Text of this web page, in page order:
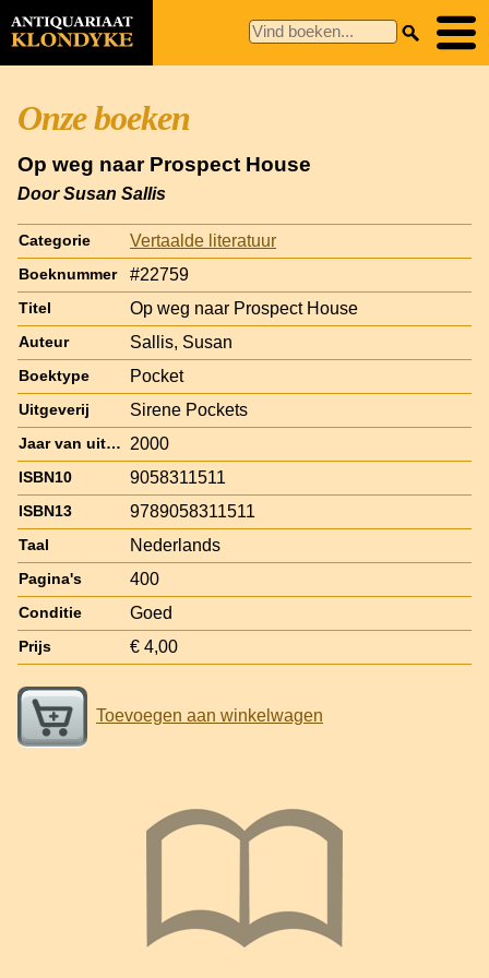
Onze boeken
Op weg naar Prospect House
Door Susan Sallis
Categorie Vertaalde literatuur
Boeknummer #22759
Titel Op weg naar Prospect House
Auteur Sallis, Susan
Boektype Pocket
Uitgeverij Sirene Pockets
Jaar van uitgave 2000
ISBN10 9058311511
ISBN13 9789058311511
Taal Nederlands
Pagina's 400
Conditie Goed
Prijs € 4,00
Toevoegen aan winkelwagen